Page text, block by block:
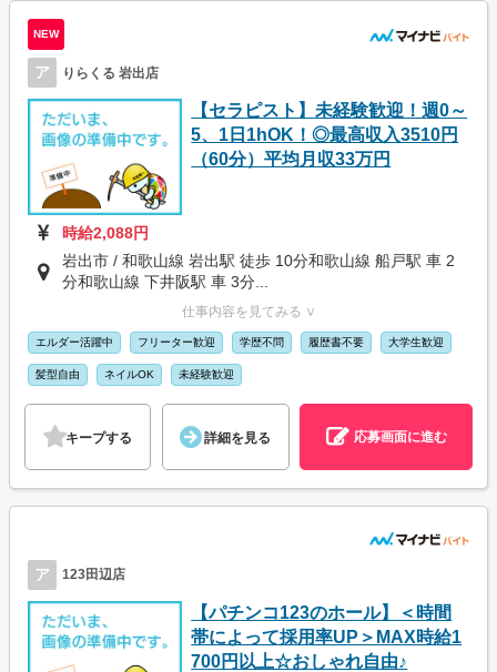
NEW
ア りらくる 岩出店
【セラピスト】未経験歓迎！週0～
5、1日1hOK！◎最高収入3510円
（60分）平均月収33万円
時給2,088円
岩出市 / 和歌山線 岩出駅 徒歩 10分和歌山線 船戸駅 車 2
分和歌山線 下井阪駅 車 3分...
仕事内容を見てみる ∨
エルダー活躍中 フリーター歓迎 学歴不問 履歴書不要 大学生歓迎
髪型自由 ネイルOK 未経験歓迎
キープする 詳細を見る 応募画面に進む
ア 123田辺店
【パチンコ123のホール】＜時間
帯によって採用率UP＞MAX時給1
700円以上☆おしゃれ自由♪